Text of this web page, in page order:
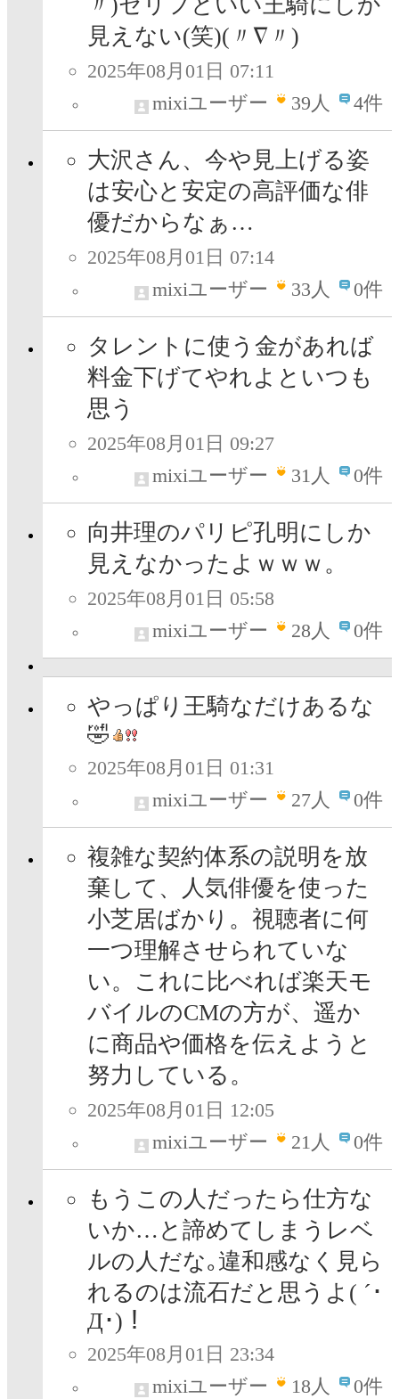
見えない(笑)(〃∇〃)
2025年08月01日 07:11
mixiユーザー
39人 4件
大沢さん、今や見上げる姿
は安心と安定の高評価な俳
優だからなぁ…
2025年08月01日 07:14
mixiユーザー
33人 0件
タレントに使う金があれば
料金下げてやれよといつも
思う
2025年08月01日 09:27
mixiユーザー
31人 0件
向井理のパリピ孔明にしか
見えなかったよｗｗｗ。
2025年08月01日 05:58
mixiユーザー
28人 0件
やっぱり王騎なだけあるな
🤣
2025年08月01日 01:31
mixiユーザー
27人 0件
複雑な契約体系の説明を放
棄して、人気俳優を使った
小芝居ばかり。視聴者に何
一つ理解させられていな
い。これに比べれば楽天モ
バイルのCMの方が、遥か
に商品や価格を伝えようと
努力している。
2025年08月01日 12:05
mixiユーザー
21人 0件
もうこの人だったら仕方な
いか…と諦めてしまうレベ
ルの人だな｡違和感なく見ら
れるのは流石だと思うよ( ´･
Д･)！
2025年08月01日 23:34
mixiユーザー
18人 0件